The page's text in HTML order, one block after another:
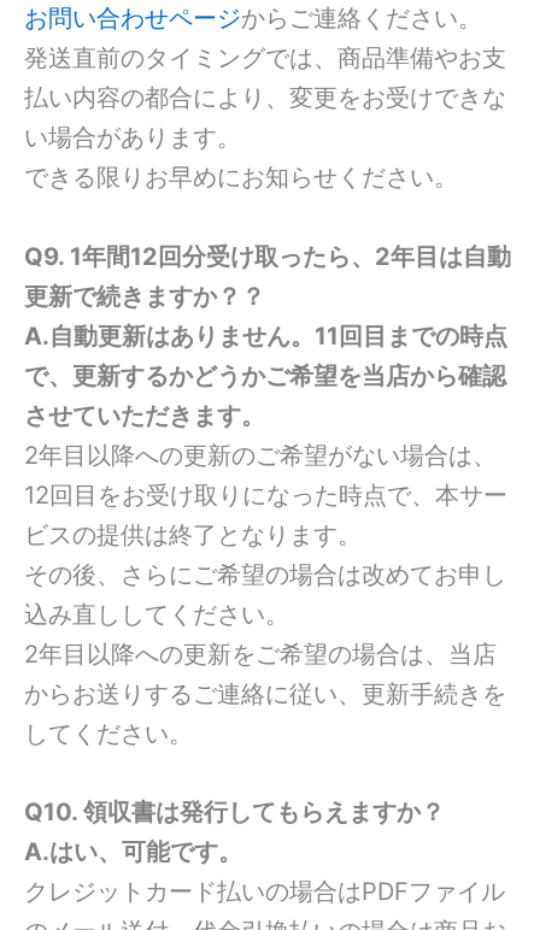
お問い合わせページからご連絡ください。
発送直前のタイミングでは、商品準備やお支
払い内容の都合により、変更をお受けできな
い場合があります。
できる限りお早めにお知らせください。
Q9. 1年間12回分受け取ったら、2年目は自動
更新で続きますか？？
A.自動更新はありません。11回目までの時点
で、更新するかどうかご希望を当店から確認
させていただきます。
2年目以降への更新のご希望がない場合は、
12回目をお受け取りになった時点で、本サー
ビスの提供は終了となります。
その後、さらにご希望の場合は改めてお申し
込み直ししてください。
2年目以降への更新をご希望の場合は、当店
からお送りするご連絡に従い、更新手続きを
してください。
Q10. 領収書は発行してもらえますか？
A.はい、可能です。
クレジットカード払いの場合はPDFファイル